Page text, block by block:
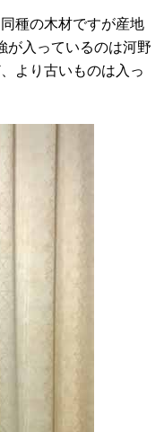
種の木材ですが産地
が入っているのは河野
より古いものは入っ